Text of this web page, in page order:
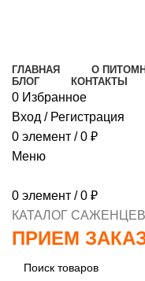
ГЛАВНАЯ О
БЛОГ
КОНТАКТЫ
0 Избранное
Вход / Регистрация
0 элемент / 0 ₽
Меню
0 элемент / 0 ₽
КАТАЛОГ САЖЕНЦЕВ
ПРИЕМ